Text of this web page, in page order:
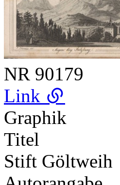
NR 90179
Link
Graphik
Titel
Stift Göltweih